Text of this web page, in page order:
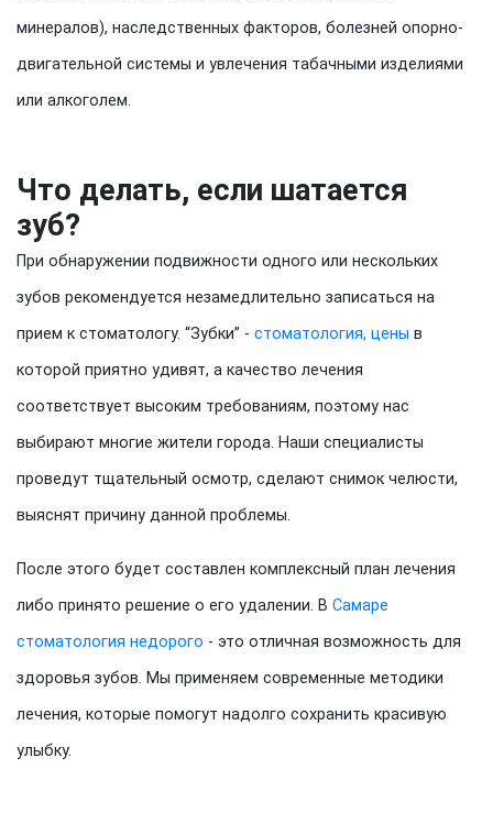
минералов), наследственных факторов, болезней опорно-
двигательной системы и увлечения табачными изделиями
или алкоголем.
Что делать, если шатается
зуб?
При обнаружении подвижности одного или нескольких
зубов рекомендуется незамедлительно записаться на
прием к стоматологу. “Зубки” - стоматология, цены в
которой приятно удивят, а качество лечения
соответствует высоким требованиям, поэтому нас
выбирают многие жители города. Наши специалисты
проведут тщательный осмотр, сделают снимок челюсти,
выяснят причину данной проблемы.
После этого будет составлен комплексный план лечения
либо принято решение о его удалении. В Самаре
стоматология недорого - это отличная возможность для
здоровья зубов. Мы применяем современные методики
лечения, которые помогут надолго сохранить красивую
улыбку.